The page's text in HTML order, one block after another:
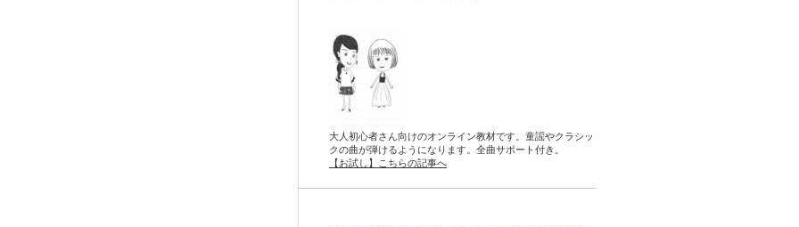
大人初心者さん向けのオンライン教材です。童謡やクラシッ
クの曲が弾けるようになります。全曲サポート付き。
【お試し】こちらの記事へ